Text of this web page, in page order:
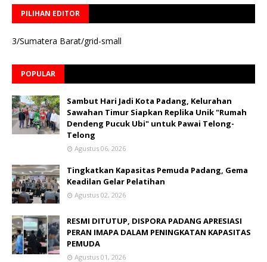
PILIHAN EDITOR
3/Sumatera Barat/grid-small
POPULAR
Sambut Hari Jadi Kota Padang, Kelurahan
Sawahan Timur Siapkan Replika Unik "Rumah
Dendeng Pucuk Ubi" untuk Pawai Telong-
Telong
Agustus 06, 2026
Tingkatkan Kapasitas Pemuda Padang, Gema
Keadilan Gelar Pelatihan
Agustus 02, 2026
RESMI DITUTUP, DISPORA PADANG APRESIASI
PERAN IMAPA DALAM PENINGKATAN KAPASITAS
PEMUDA
Agustus 01, 2026